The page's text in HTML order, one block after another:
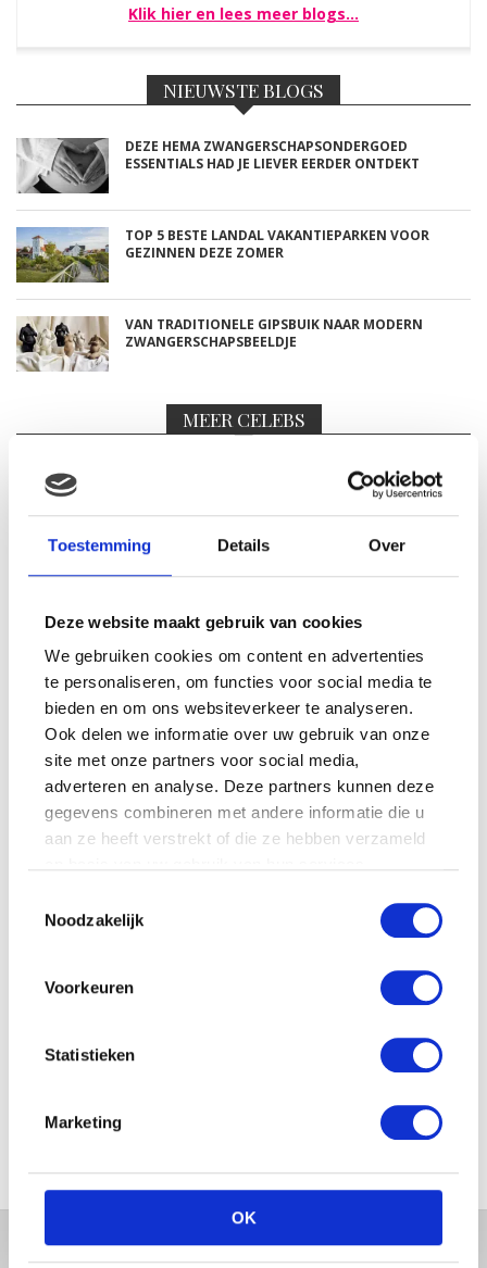
Toestemming Details Over
Deze website maakt gebruik van cookies
We gebruiken cookies om content en advertenties
te personaliseren, om functies voor social media te
bieden en om ons websiteverkeer te analyseren.
Ook delen we informatie over uw gebruik van onze
site met onze partners voor social media,
adverteren en analyse. Deze partners kunnen deze
gegevens combineren met andere informatie die u
aan ze heeft verstrekt of die ze hebben verzameld
Noodzakelijk
Voorkeuren
Statistieken
Marketing
OK
Klik hier en lees meer blogs…
NIEUWSTE BLOGS
DEZE HEMA ZWANGERSCHAPSONDERGOED
ESSENTIALS HAD JE LIEVER EERDER ONTDEKT
TOP 5 BESTE LANDAL VAKANTIEPARKEN VOOR
GEZINNEN DEZE ZOMER
VAN TRADITIONELE GIPSBUIK NAAR MODERN
ZWANGERSCHAPSBEELDJE
MEER CELEBS
AIREN MYLENE DEELT
SCHATTIGE FOTO VAN BABY
BODHI
FOTO: SAAR KONINGSBERGER
KIM KÖTTER DEELT PRACHTIGE
GEZINSFOTO MET HAAR
MANNEN
JOSJE HUISMAN SHOWT
MONICA GEUZE DEELT
PRACHTIGE FOTO MET BABY